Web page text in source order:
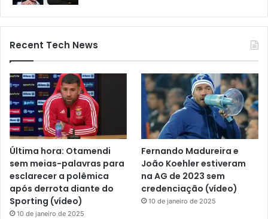
Recent Tech News
Última hora: Otamendi
sem meias-palavras para
esclarecer a polêmica
após derrota diante do
Sporting (vídeo)
10 de janeiro de 2025
Fernando Madureira e
João Koehler estiveram
na AG de 2023 sem
credenciação (vídeo)
10 de janeiro de 2025